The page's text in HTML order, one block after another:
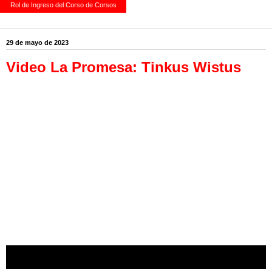
Rol de Ingreso del Corso de Corsos
29 de mayo de 2023
Video La Promesa: Tinkus Wistus